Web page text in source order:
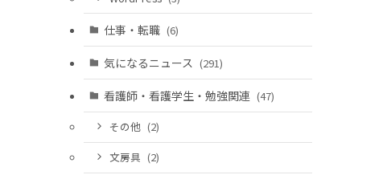
仕事・転職 (6)
気になるニュース (291)
看護師・看護学生・勉強関連 (47)
その他 (2)
文房具 (2)